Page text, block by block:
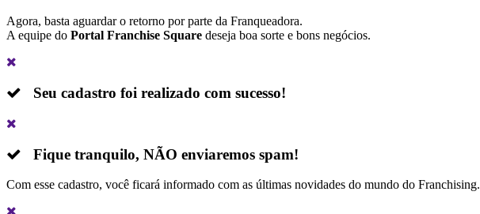
Agora, basta aguardar o retorno por parte da Franqueadora.
A equipe do Portal Franchise Square deseja boa sorte e bons negócios.
Seu cadastro foi realizado com sucesso!
Fique tranquilo, NÃO enviaremos spam!
Com esse cadastro, você ficará informado com as últimas novidades do mundo do Franchising.